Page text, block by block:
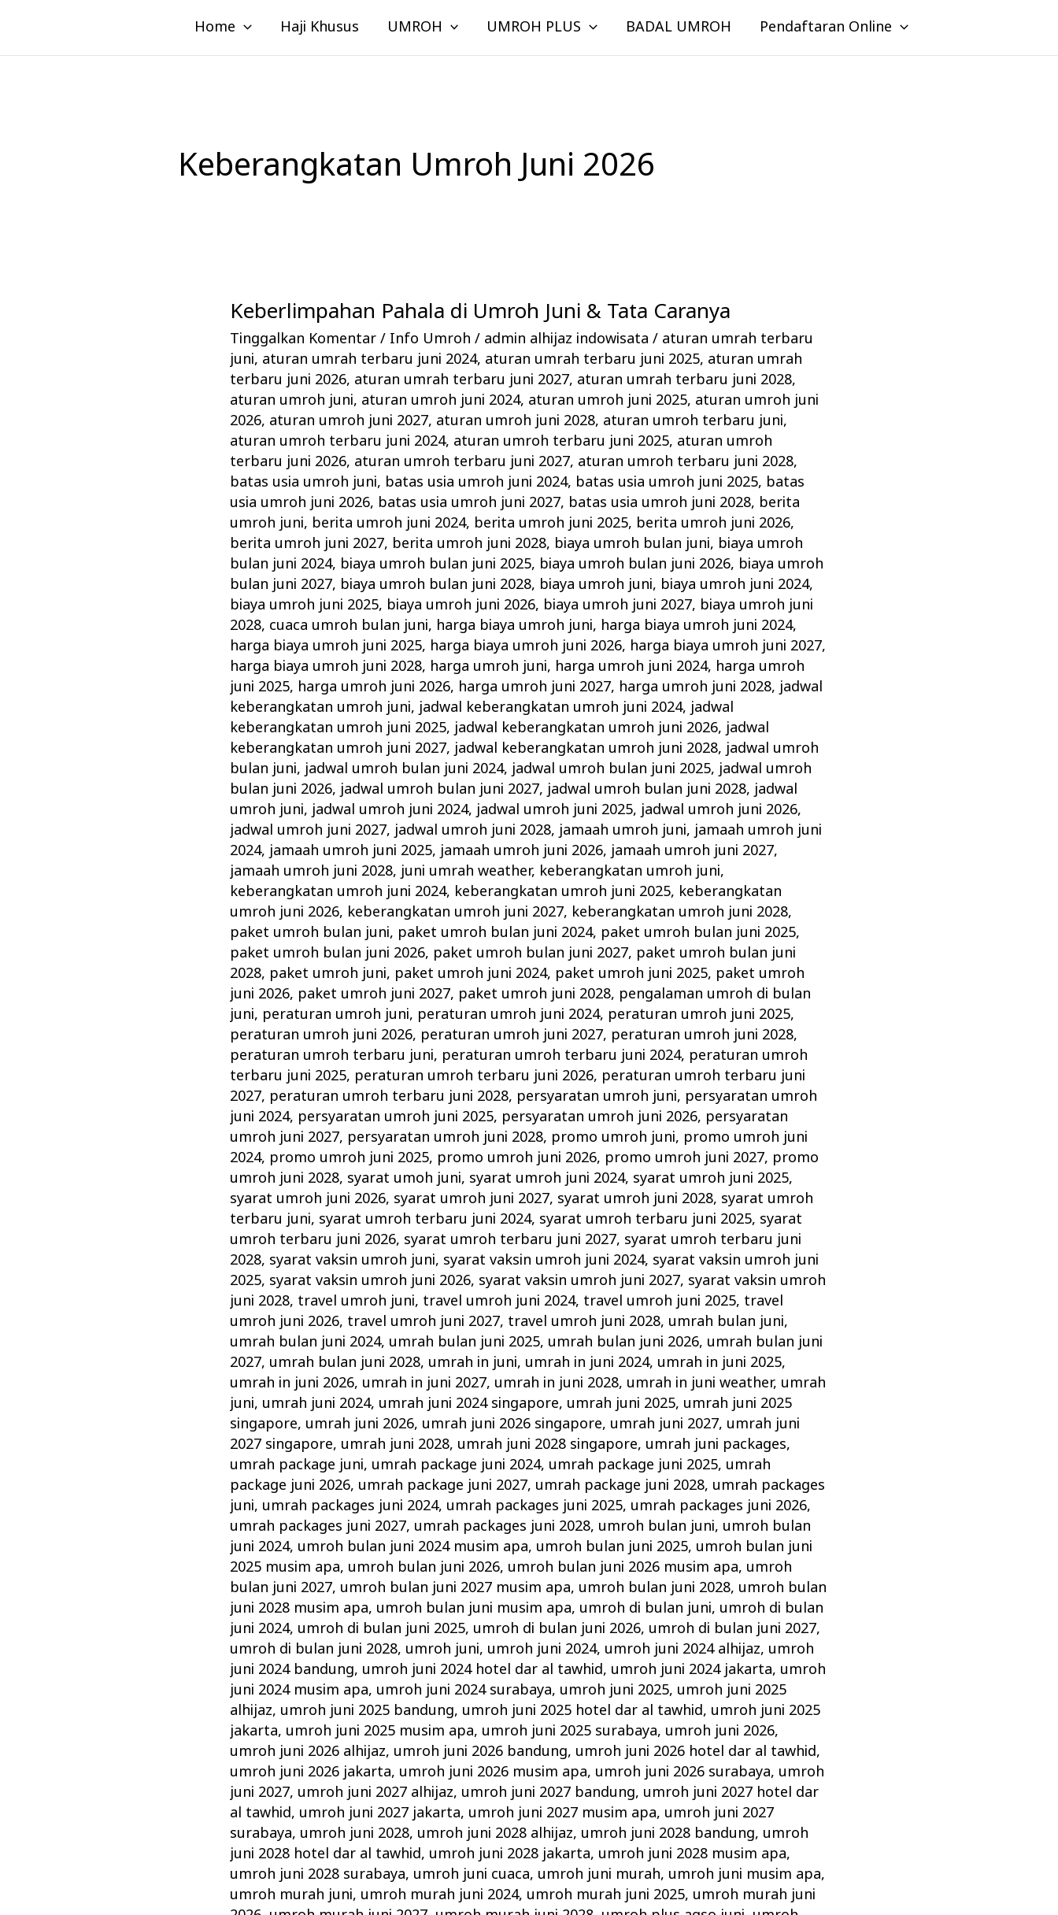
konten
Home Haji Khusus UMROH UMROH PLUS BADAL UMROH Pendaftaran Online
Keberangkatan Umroh Juni 2026
Keberlimpahan Pahala di Umroh Juni & Tata Caranya
Tinggalkan Komentar / Info Umroh / admin alhijaz indowisata/ aturan umrah terbaru
juni, aturan umrah terbaru juni 2024, aturan umrah terbaru juni 2025, aturan umrah
terbaru juni 2026, aturan umrah terbaru juni 2027, aturan umrah terbaru juni 2028,
aturan umroh juni, aturan umroh juni 2024, aturan umroh juni 2025, aturan umroh juni
2026, aturan umroh juni 2027, aturan umroh juni 2028, aturan umroh terbaru juni,
aturan umroh terbaru juni 2024, aturan umroh terbaru juni 2025, aturan umroh
terbaru juni 2026, aturan umroh terbaru juni 2027, aturan umroh terbaru juni 2028,
batas usia umroh juni, batas usia umroh juni 2024, batas usia umroh juni 2025, batas
usia umroh juni 2026, batas usia umroh juni 2027, batas usia umroh juni 2028, berita
umroh juni, berita umroh juni 2024, berita umroh juni 2025, berita umroh juni 2026,
berita umroh juni 2027, berita umroh juni 2028, biaya umroh bulan juni, biaya umroh
bulan juni 2024, biaya umroh bulan juni 2025, biaya umroh bulan juni 2026, biaya umroh
bulan juni 2027, biaya umroh bulan juni 2028, biaya umroh juni, biaya umroh juni 2024,
biaya umroh juni 2025, biaya umroh juni 2026, biaya umroh juni 2027, biaya umroh juni
2028, cuaca umroh bulan juni, harga biaya umroh juni, harga biaya umroh juni 2024,
harga biaya umroh juni 2025, harga biaya umroh juni 2026, harga biaya umroh juni 2027,
harga biaya umroh juni 2028, harga umroh juni, harga umroh juni 2024, harga umroh
juni 2025, harga umroh juni 2026, harga umroh juni 2027, harga umroh juni 2028, jadwal
keberangkatan umroh juni, jadwal keberangkatan umroh juni 2024, jadwal
keberangkatan umroh juni 2025, jadwal keberangkatan umroh juni 2026, jadwal
keberangkatan umroh juni 2027, jadwal keberangkatan umroh juni 2028, jadwal umroh
bulan juni, jadwal umroh bulan juni 2024, jadwal umroh bulan juni 2025, jadwal umroh
bulan juni 2026, jadwal umroh bulan juni 2027, jadwal umroh bulan juni 2028, jadwal
umroh juni, jadwal umroh juni 2024, jadwal umroh juni 2025, jadwal umroh juni 2026,
jadwal umroh juni 2027, jadwal umroh juni 2028, jamaah umroh juni, jamaah umroh juni
2024, jamaah umroh juni 2025, jamaah umroh juni 2026, jamaah umroh juni 2027,
jamaah umroh juni 2028, juni umrah weather, keberangkatan umroh juni,
keberangkatan umroh juni 2024, keberangkatan umroh juni 2025, keberangkatan
umroh juni 2026, keberangkatan umroh juni 2027, keberangkatan umroh juni 2028,
paket umroh bulan juni, paket umroh bulan juni 2024, paket umroh bulan juni 2025,
paket umroh bulan juni 2026, paket umroh bulan juni 2027, paket umroh bulan juni
2028, paket umroh juni, paket umroh juni 2024, paket umroh juni 2025, paket umroh
juni 2026, paket umroh juni 2027, paket umroh juni 2028, pengalaman umroh di bulan
juni, peraturan umroh juni, peraturan umroh juni 2024, peraturan umroh juni 2025,
peraturan umroh juni 2026, peraturan umroh juni 2027, peraturan umroh juni 2028,
peraturan umroh terbaru juni, peraturan umroh terbaru juni 2024, peraturan umroh
terbaru juni 2025, peraturan umroh terbaru juni 2026, peraturan umroh terbaru juni
2027, peraturan umroh terbaru juni 2028, persyaratan umroh juni, persyaratan umroh
juni 2024, persyaratan umroh juni 2025, persyaratan umroh juni 2026, persyaratan
umroh juni 2027, persyaratan umroh juni 2028, promo umroh juni, promo umroh juni
2024, promo umroh juni 2025, promo umroh juni 2026, promo umroh juni 2027, promo
umroh juni 2028, syarat umoh juni, syarat umroh juni 2024, syarat umroh juni 2025,
syarat umroh juni 2026, syarat umroh juni 2027, syarat umroh juni 2028, syarat umroh
terbaru juni, syarat umroh terbaru juni 2024, syarat umroh terbaru juni 2025, syarat
umroh terbaru juni 2026, syarat umroh terbaru juni 2027, syarat umroh terbaru juni
2028, syarat vaksin umroh juni, syarat vaksin umroh juni 2024, syarat vaksin umroh juni
2025, syarat vaksin umroh juni 2026, syarat vaksin umroh juni 2027, syarat vaksin umroh
juni 2028, travel umroh juni, travel umroh juni 2024, travel umroh juni 2025, travel
umroh juni 2026, travel umroh juni 2027, travel umroh juni 2028, umrah bulan juni,
umrah bulan juni 2024, umrah bulan juni 2025, umrah bulan juni 2026, umrah bulan juni
2027, umrah bulan juni 2028, umrah in juni, umrah in juni 2024, umrah in juni 2025,
umrah in juni 2026, umrah in juni 2027, umrah in juni 2028, umrah in juni weather, umrah
juni, umrah juni 2024, umrah juni 2024 singapore, umrah juni 2025, umrah juni 2025
singapore, umrah juni 2026, umrah juni 2026 singapore, umrah juni 2027, umrah juni
2027 singapore, umrah juni 2028, umrah juni 2028 singapore, umrah juni packages,
umrah package juni, umrah package juni 2024, umrah package juni 2025, umrah
package juni 2026, umrah package juni 2027, umrah package juni 2028, umrah packages
juni, umrah packages juni 2024, umrah packages juni 2025, umrah packages juni 2026,
umrah packages juni 2027, umrah packages juni 2028, umroh bulan juni, umroh bulan
juni 2024, umroh bulan juni 2024 musim apa, umroh bulan juni 2025, umroh bulan juni
2025 musim apa, umroh bulan juni 2026, umroh bulan juni 2026 musim apa, umroh
bulan juni 2027, umroh bulan juni 2027 musim apa, umroh bulan juni 2028, umroh bulan
juni 2028 musim apa, umroh bulan juni musim apa, umroh di bulan juni, umroh di bulan
juni 2024, umroh di bulan juni 2025, umroh di bulan juni 2026, umroh di bulan juni 2027,
umroh di bulan juni 2028, umroh juni, umroh juni 2024, umroh juni 2024 alhijaz, umroh
juni 2024 bandung, umroh juni 2024 hotel dar al tawhid, umroh juni 2024 jakarta, umroh
juni 2024 musim apa, umroh juni 2024 surabaya, umroh juni 2025, umroh juni 2025
alhijaz, umroh juni 2025 bandung, umroh juni 2025 hotel dar al tawhid, umroh juni 2025
jakarta, umroh juni 2025 musim apa, umroh juni 2025 surabaya, umroh juni 2026,
umroh juni 2026 alhijaz, umroh juni 2026 bandung, umroh juni 2026 hotel dar al tawhid,
umroh juni 2026 jakarta, umroh juni 2026 musim apa, umroh juni 2026 surabaya, umroh
juni 2027, umroh juni 2027 alhijaz, umroh juni 2027 bandung, umroh juni 2027 hotel dar
al tawhid, umroh juni 2027 jakarta, umroh juni 2027 musim apa, umroh juni 2027
surabaya, umroh juni 2028, umroh juni 2028 alhijaz, umroh juni 2028 bandung, umroh
juni 2028 hotel dar al tawhid, umroh juni 2028 jakarta, umroh juni 2028 musim apa,
umroh juni 2028 surabaya, umroh juni cuaca, umroh juni murah, umroh juni musim apa,
umroh murah juni, umroh murah juni 2024, umroh murah juni 2025, umroh murah juni
Keberlimpahan
Pahala
di
Umroh
Juni
&
Tata
Caranya